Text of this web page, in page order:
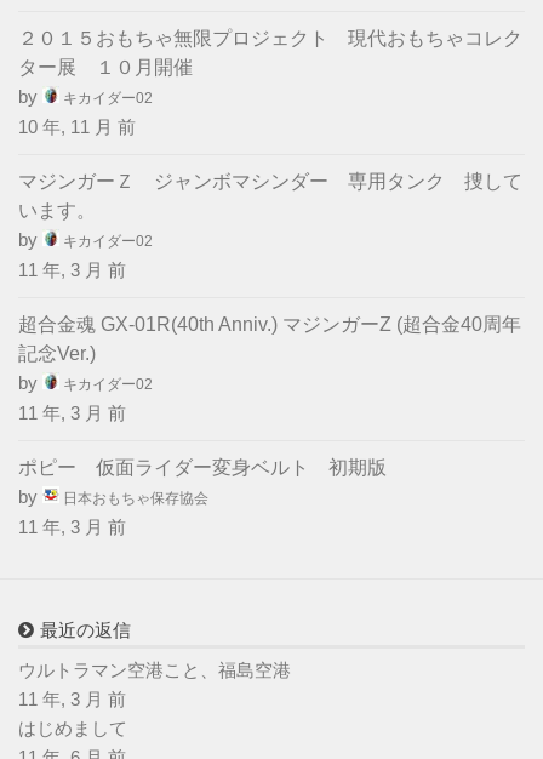
２０１５おもちゃ無限プロジェクト 現代おもちゃコレク
ター展 １０月開催
by
キカイダー02
10 年, 11 月 前
マジンガーＺ ジャンボマシンダー 専用タンク 捜して
います。
by
キカイダー02
11 年, 3 月 前
超合金魂 GX-01R(40th Anniv.) マジンガーZ (超合金40周年
記念Ver.)
by
キカイダー02
11 年, 3 月 前
ポピー 仮面ライダー変身ベルト 初期版
by
日本おもちゃ保存協会
11 年, 3 月 前
最近の返信
ウルトラマン空港こと、福島空港
11 年, 3 月 前
はじめまして